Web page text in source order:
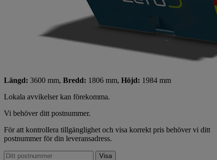
Längd: 3600 mm, Bredd: 1806 mm, Höjd: 1984 mm
Lokala avvikelser kan förekomma.
Vi behöver ditt postnummer.
För att kontrollera tillgänglighet och visa korrekt pris behöver vi ditt
postnummer för din leveransadress.